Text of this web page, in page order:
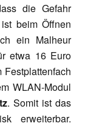
die Gefahr
beim Öffnen
ein Malheur
etwa 16 Euro
WLAN-Modul
. Somit ist das
erweiterbar.